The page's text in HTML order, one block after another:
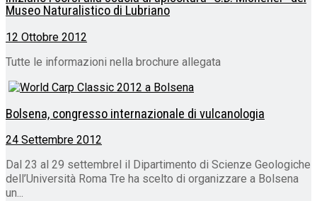
Museo Naturalistico di Lubriano
12 Ottobre 2012
Tutte le informazioni nella brochure allegata
Bolsena, congresso internazionale di vulcanologia
24 Settembre 2012
Dal 23 al 29 settembrel il Dipartimento di Scienze Geologiche
dell’Università Roma Tre ha scelto di organizzare a Bolsena
un...